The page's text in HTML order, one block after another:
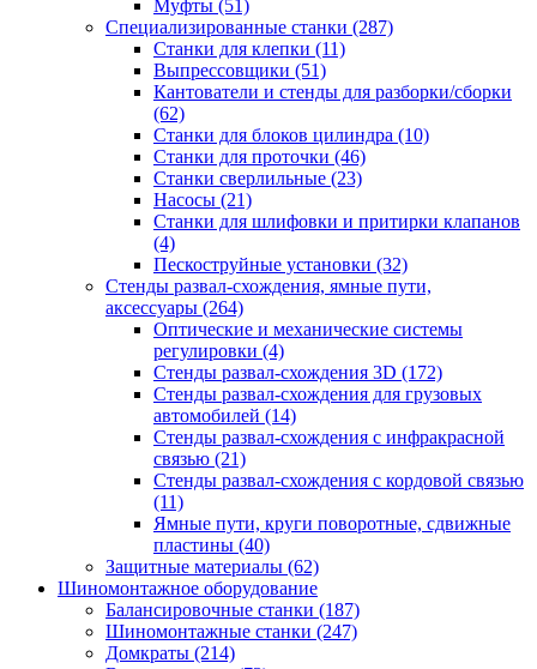
Муфты (51)
Специализированные станки (287)
Станки для клепки (11)
Выпрессовщики (51)
Кантователи и стенды для разборки/сборки
(62)
Станки для блоков цилиндра (10)
Станки для проточки (46)
Станки сверлильные (23)
Насосы (21)
Станки для шлифовки и притирки клапанов
(4)
Пескоструйные установки (32)
Стенды развал-схождения, ямные пути,
аксессуары (264)
Оптические и механические системы
регулировки (4)
Стенды развал-схождения 3D (172)
Стенды развал-схождения для грузовых
автомобилей (14)
Стенды развал-схождения с инфракрасной
связью (21)
Стенды развал-схождения с кордовой связью
(11)
Ямные пути, круги поворотные, сдвижные
пластины (40)
Защитные материалы (62)
Шиномонтажное оборудование
Балансировочные станки (187)
Шиномонтажные станки (247)
Домкраты (214)